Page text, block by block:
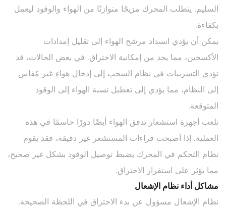
السليم. يتطلب المحرك مزيجًا متوازنًا من الهواء والوقود ليعمل
بكفاءة.
يمكن أن يؤدي انسداد مرشح الهواء إلى تقليل إمدادات
الأكسجين، مما يحد من إمكانية الاحتراق. في بعض الحالات، قد
تؤدي التسريبات في نظام السحب إلى إدخال هواء غير مُقاس
إلى النظام، مما يؤدي إلى تعطيل نسبة الهواء إلى الوقود
المتوقعة.
تلعب أجهزة استشعار تدفق الهواء أيضًا دورًا حاسمًا في هذه
العملية. إذا أصبحت قراءات المستشعر غير دقيقة، فقد يقوم
نظام التحكم في المحرك بضبط توصيل الوقود بشكل غير صحيح،
مما يؤثر على استقرار الاحتراق.
مشاكل أداء نظام الإشعال
نظام الإشعال مسؤول عن بدء الاحتراق في اللحظة الصحيحة.